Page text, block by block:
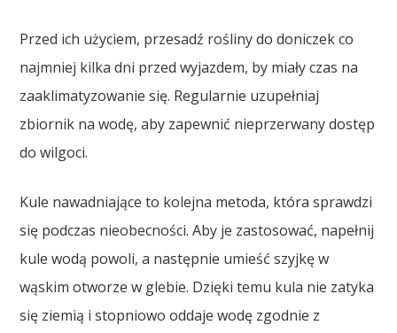
Przed ich użyciem, przesadź rośliny do doniczek co
najmniej kilka dni przed wyjazdem, by miały czas na
zaaklimatyzowanie się. Regularnie uzupełniaj
zbiornik na wodę, aby zapewnić nieprzerwany dostęp
do wilgoci.
Kule nawadniające to kolejna metoda, która sprawdzi
się podczas nieobecności. Aby je zastosować, napełnij
kule wodą powoli, a następnie umieść szyjkę w
wąskim otworze w glebie. Dzięki temu kula nie zatyka
się ziemią i stopniowo oddaje wodę zgodnie z